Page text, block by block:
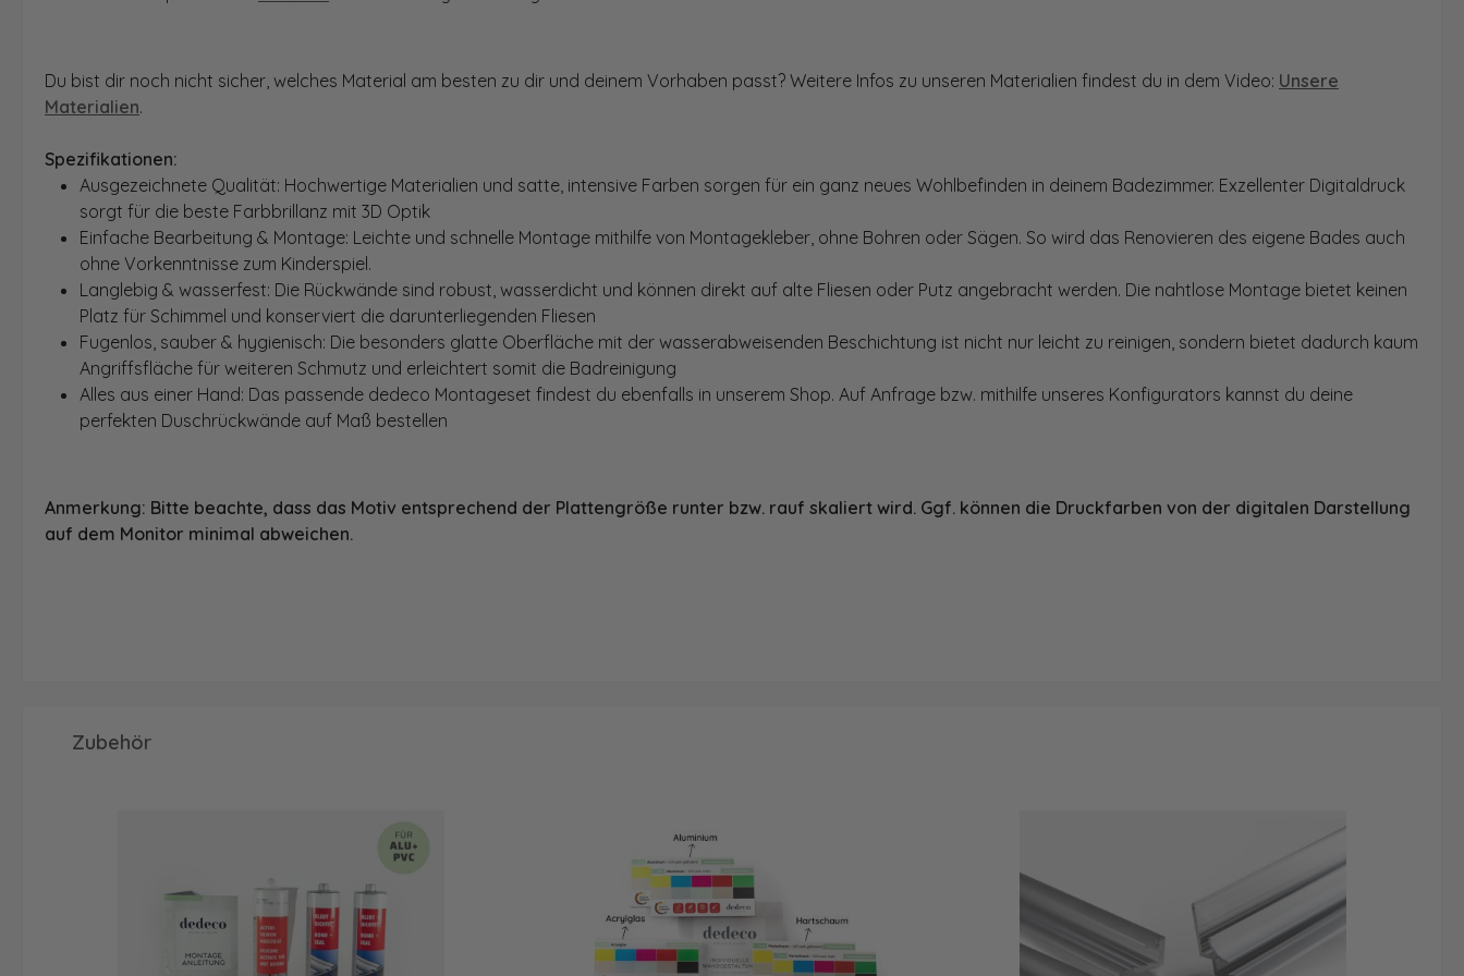
Du bist dir noch nicht sicher, welches Material am besten zu dir und deinem Vorhaben passt? Weitere Infos zu unseren Materialien findest du in dem Video: Unsere
Materialien.
Spezifikationen:
Ausgezeichnete Qualität: Hochwertige Materialien und satte, intensive Farben sorgen für ein ganz neues Wohlbefinden in deinem Badezimmer. Exzellenter Digitaldruck
sorgt für die beste Farbbrillanz mit 3D Optik
Einfache Bearbeitung & Montage: Leichte und schnelle Montage mithilfe von Montagekleber, ohne Bohren oder Sägen. So wird das Renovieren des eigene Bades auch
ohne Vorkenntnisse zum Kinderspiel.
Langlebig & wasserfest: Die Rückwände sind robust, wasserdicht und können direkt auf alte Fliesen oder Putz angebracht werden. Die nahtlose Montage bietet keinen
Platz für Schimmel und konserviert die darunterliegenden Fliesen
Fugenlos, sauber & hygienisch: Die besonders glatte Oberfläche mit der wasserabweisenden Beschichtung ist nicht nur leicht zu reinigen, sondern bietet dadurch kaum
Angriffsfläche für weiteren Schmutz und erleichtert somit die Badreinigung
Alles aus einer Hand: Das passende dedeco Montageset findest du ebenfalls in unserem Shop. Auf Anfrage bzw. mithilfe unseres Konfigurators kannst du deine
perfekten Duschrückwände auf Maß bestellen
Anmerkung: Bitte beachte, dass das Motiv entsprechend der Plattengröße runter bzw. rauf skaliert wird. Ggf. können die Druckfarben von der digitalen Darstellung
auf dem Monitor minimal abweichen.
Produktgalerie überspringen
Zubehör